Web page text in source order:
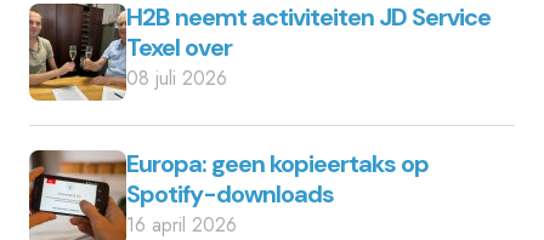
H2B neemt activiteiten JD Service
Texel over
08 juli 2026
Europa: geen kopieertaks op
Spotify-downloads
16 april 2026